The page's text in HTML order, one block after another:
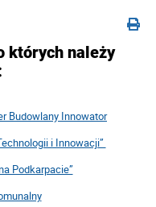
których należy
Budowlany Innowator
i Innowacji”
Podkarpacie”